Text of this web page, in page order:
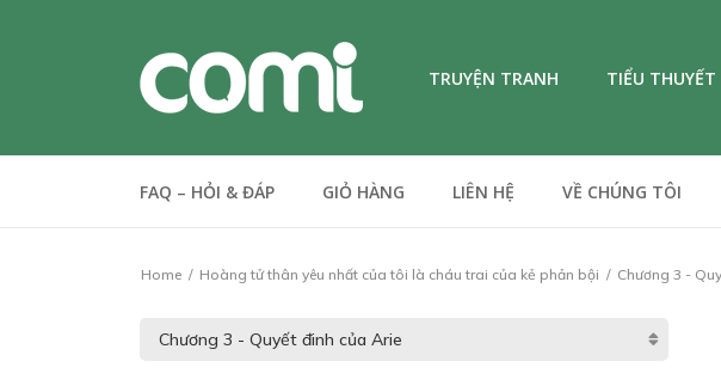
TRUYỆN TRANH TIỂU THUYẾT
FAQ – HỎI & ĐÁP GIỎ HÀNG LIÊN HỆ VỀ CHÚNG TÔI
Home Hoàng tử thân yêu nhất của tôi là cháu trai của kẻ phản bội Chương 3 -